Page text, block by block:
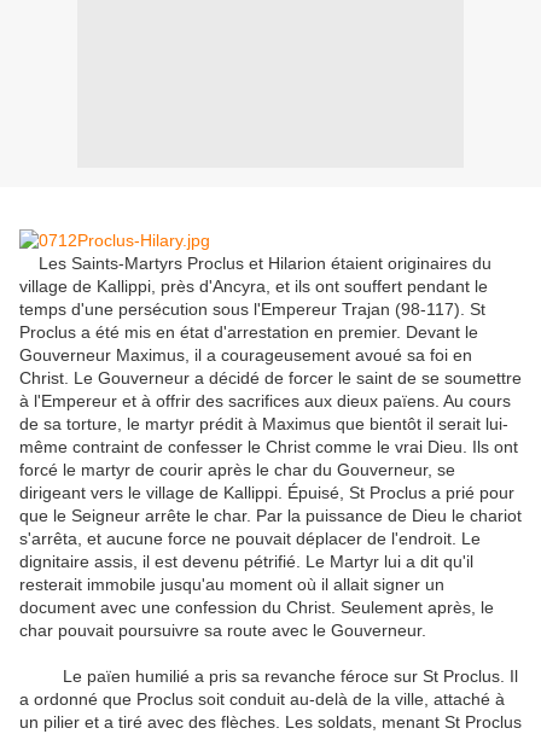
Les Saints-Martyrs Proclus et Hilarion étaient originaires du
village de Kallippi, près d'Ancyra, et ils ont souffert pendant le
temps d'une persécution sous l'Empereur Trajan (98-117). St
Proclus a été mis en état d'arrestation en premier. Devant le
Gouverneur Maximus, il a courageusement avoué sa foi en
Christ. Le Gouverneur a décidé de forcer le saint de se soumettre
à l'Empereur et à offrir des sacrifices aux dieux païens. Au cours
de sa torture, le martyr prédit à Maximus que bientôt il serait lui-
même contraint de confesser le Christ comme le vrai Dieu.
Ils ont
forcé le martyr de courir après le char du Gouverneur, se
dirigeant vers le village de Kallippi. Épuisé, St Proclus a prié pour
que le Seigneur arrête le char. Par la puissance de Dieu le chariot
s'arrêta, et aucune force ne pouvait déplacer de l'endroit. Le
dignitaire assis, il est devenu pétrifié. Le Martyr lui a dit qu'il
resterait immobile jusqu'au moment où il allait signer un
document avec une confession du Christ. Seulement après, le
char pouvait poursuivre sa route avec le Gouverneur.
Le païen humilié a pris sa revanche féroce sur St Proclus. Il
a ordonné que Proclus soit conduit au-delà de la ville, attaché à
un pilier et a tiré avec des flèches. Les soldats, menant St Proclus